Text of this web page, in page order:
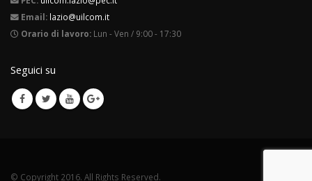
lazio@uilcom.it
Orario di lavoro: